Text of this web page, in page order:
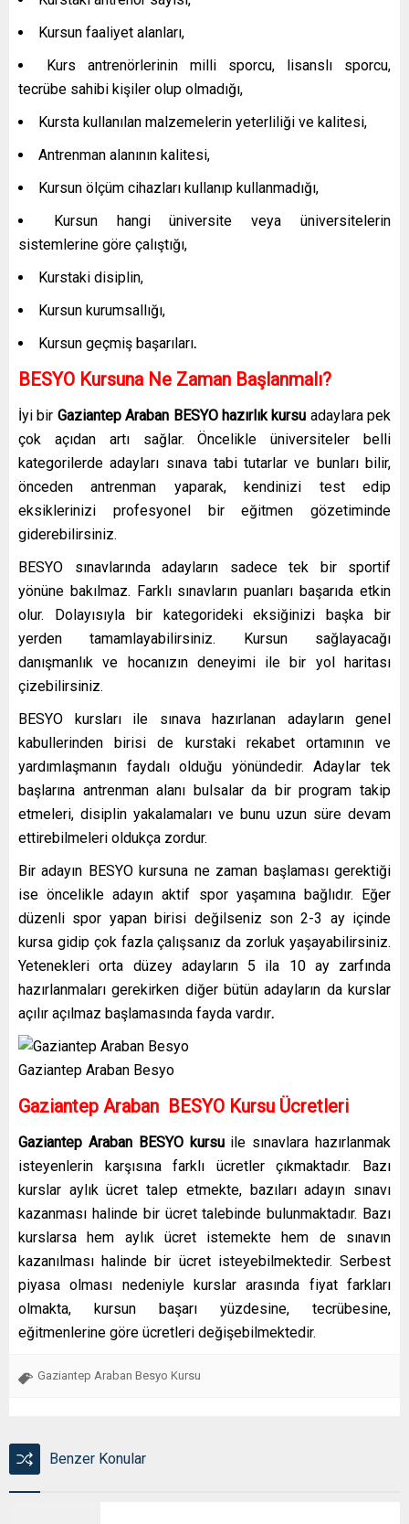
Kursun faaliyet alanları,
Kurs antrenörlerinin milli sporcu, lisanslı sporcu,
tecrübe sahibi kişiler olup olmadığı,
Kursta kullanılan malzemelerin yeterliliği ve kalitesi,
Antrenman alanının kalitesi,
Kursun ölçüm cihazları kullanıp kullanmadığı,
Kursun hangi üniversite veya üniversitelerin
sistemlerine göre çalıştığı,
Kurstaki disiplin,
Kursun kurumsallığı,
Kursun geçmiş başarıları.
BESYO Kursuna Ne Zaman Başlanmalı?
İyi bir Gaziantep Araban BESYO hazırlık kursu adaylara pek
çok açıdan artı sağlar. Öncelikle üniversiteler belli
kategorilerde adayları sınava tabi tutarlar ve bunları bilir,
önceden antrenman yaparak, kendinizi test edip
eksiklerinizi profesyonel bir eğitmen gözetiminde
giderebilirsiniz.
BESYO sınavlarında adayların sadece tek bir sportif
yönüne bakılmaz. Farklı sınavların puanları başarıda etkin
olur. Dolayısıyla bir kategorideki eksiğinizi başka bir
yerden tamamlayabilirsiniz. Kursun sağlayacağı
danışmanlık ve hocanızın deneyimi ile bir yol haritası
çizebilirsiniz.
BESYO kursları ile sınava hazırlanan adayların genel
kabullerinden birisi de kurstaki rekabet ortamının ve
yardımlaşmanın faydalı olduğu yönündedir. Adaylar tek
başlarına antrenman alanı bulsalar da bir program takip
etmeleri, disiplin yakalamaları ve bunu uzun süre devam
ettirebilmeleri oldukça zordur.
Bir adayın BESYO kursuna ne zaman başlaması gerektiği
ise öncelikle adayın aktif spor yaşamına bağlıdır. Eğer
düzenli spor yapan birisi değilseniz son 2-3 ay içinde
kursa gidip çok fazla çalışsanız da zorluk yaşayabilirsiniz.
Yetenekleri orta düzey adayların 5 ila 10 ay zarfında
hazırlanmaları gerekirken diğer bütün adayların da kurslar
açılır açılmaz başlamasında fayda vardır.
Gaziantep Araban Besyo
Gaziantep Araban BESYO Kursu Ücretleri
Gaziantep Araban BESYO kursu ile sınavlara hazırlanmak
isteyenlerin karşısına farklı ücretler çıkmaktadır. Bazı
kurslar aylık ücret talep etmekte, bazıları adayın sınavı
kazanması halinde bir ücret talebinde bulunmaktadır. Bazı
kurslarsa hem aylık ücret istemekte hem de sınavın
kazanılması halinde bir ücret isteyebilmektedir. Serbest
piyasa olması nedeniyle kurslar arasında fiyat farkları
olmakta, kursun başarı yüzdesine, tecrübesine,
eğitmenlerine göre ücretleri değişebilmektedir.
Gaziantep Araban Besyo Kursu
Benzer Konular